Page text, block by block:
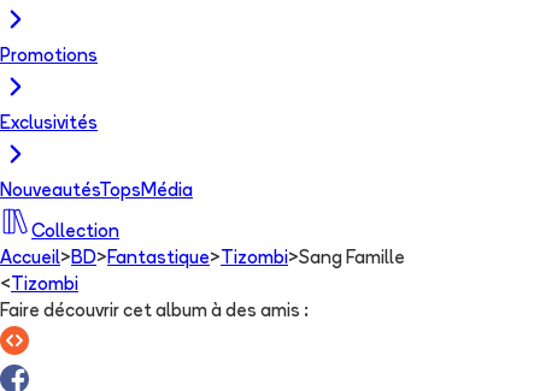
Promotions
Exclusivités
NouveautésTops Média
Collection
Accueil> BD> Fantastique> Tizombi>Sang Famille
< Tizombi
Faire découvrir cet album à des amis :